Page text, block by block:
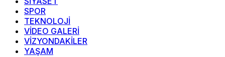
SPOR
TEKNOLOJİ
VİDEO GALERİ
VİZYONDAKİLER
YAŞAM